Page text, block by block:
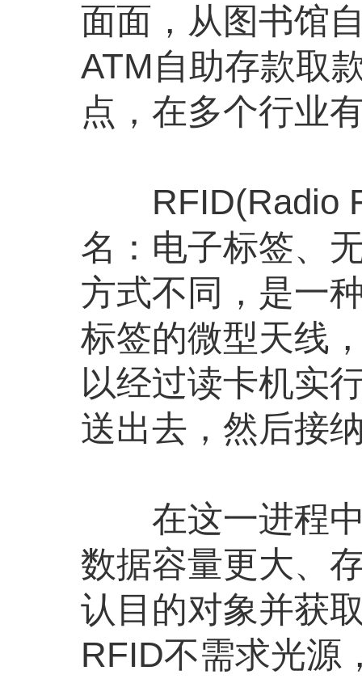
面面，从图书馆
ATM自助存款取
点，在多个行业
RFID(Radio
名：电子标签、
方式不同，是一
标签的微型天线
以经过读卡机实
送出去，然后接
在这一进程中
数据容量更大、
认目的对象并获
RFID不需求光源